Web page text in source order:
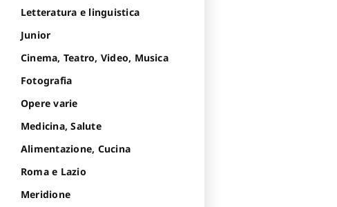
Letteratura e linguistica
Junior
Cinema, Teatro, Video, Musica
Fotografia
Opere varie
Medicina, Salute
Alimentazione, Cucina
Roma e Lazio
Meridione